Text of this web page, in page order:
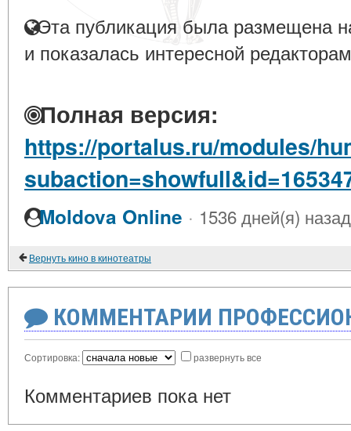
Эта публикация была размещена
и показалась интересной
Полная версия:
https://portalus.ru/modules/
Moldova Online · 1536 дней(я) назад
Вернуть кино в кинотеатры
КОММЕНТАРИИ
Сортировка: развернуть все
Комментариев пока нет